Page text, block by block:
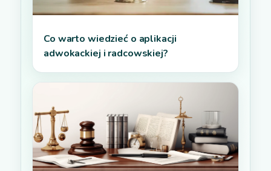
Co warto wiedzieć o aplikacji
adwokackiej i radcowskiej?